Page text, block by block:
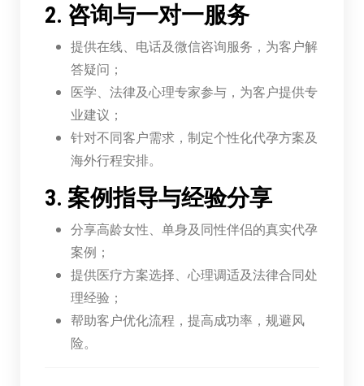
2. 咨询与一对一服务
提供在线、电话及微信咨询服务，为客户解
答疑问；
医学、法律及心理专家参与，为客户提供专
业建议；
针对不同客户需求，制定个性化代孕方案及
海外行程安排。
3. 案例指导与经验分享
分享高龄女性、单身及同性伴侣的真实代孕
案例；
提供医疗方案选择、心理调适及法律合同处
理经验；
帮助客户优化流程，提高成功率，规避风
险。